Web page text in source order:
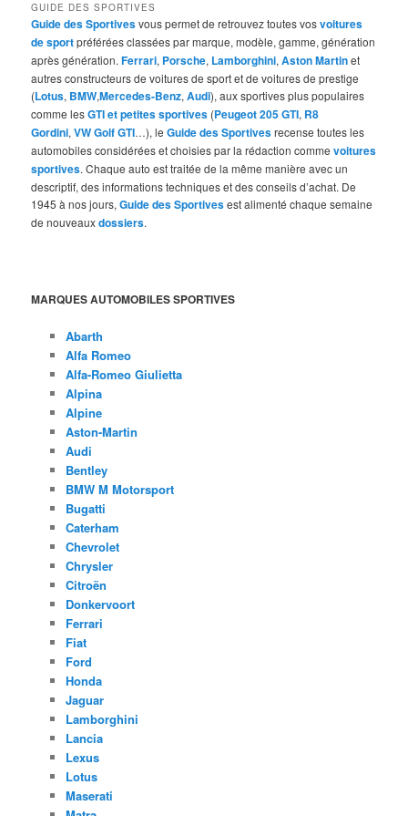
GUIDE DES SPORTIVES
Guide des Sportivesvous permet de retrouvez toutes vosvoitures
de sportpréférées classées par marque, modèle, gamme, génération
après génération.Ferrari, Porsche, Lamborghini,Aston Martinet
autres constructeurs de voitures de sport et de voitures de prestige
(Lotus, BMW,Mercedes-Benz,Audi), aux sportives plus populaires
comme lesGTI et petites sportives (Peugeot 205 GTI, R8
Gordini,VW Golf GTI…), leGuide des Sportivesrecense toutes les
automobiles considérées et choisies par la rédaction commevoitures
sportives. Chaque auto est traitée de la même manière avec un
descriptif, des informations techniques et des conseils d’achat. De
1945 à nos jours,Guide des Sportivesest alimenté chaque semaine
de nouveauxdossiers.
MARQUES AUTOMOBILES SPORTIVES
Abarth
Alfa Romeo
Alfa-Romeo Giulietta
Alpina
Alpine
Aston-Martin
Audi
Bentley
BMW M Motorsport
Bugatti
Caterham
Chevrolet
Chrysler
Citroën
Donkervoort
Ferrari
Fiat
Ford
Honda
Jaguar
Lamborghini
Lancia
Lexus
Lotus
Maserati